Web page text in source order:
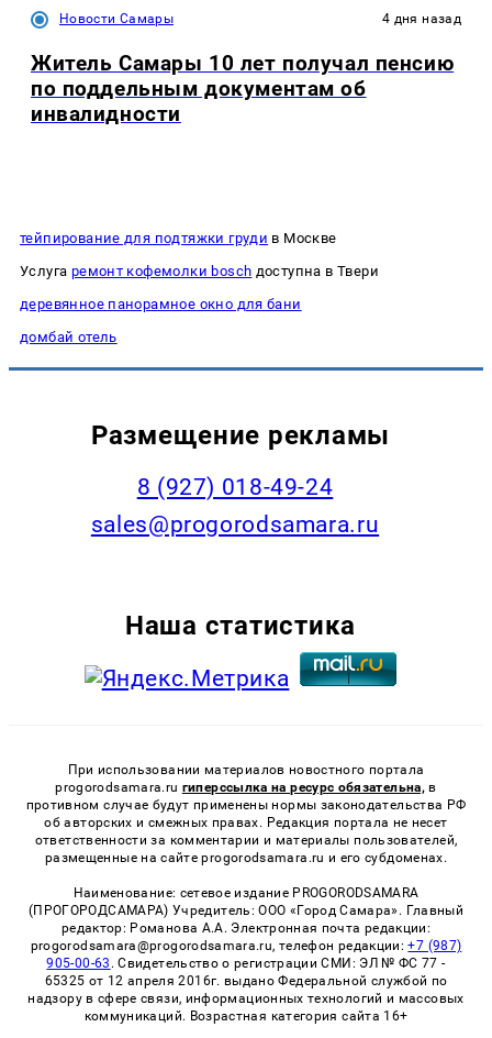
Новости Самары 4 дня назад
Житель Самары 10 лет получал пенсию
по поддельным документам об
инвалидности
тейпирование для подтяжки груди в Москве
Услуга ремонт кофемолки bosch доступна в Твери
деревянное панорамное окно для бани
домбай отель
Размещение рекламы
8 (927) 018-49-24
sales@progorodsamara.ru
Наша статистика
При использовании материалов новостного портала
progorodsamara.ru гиперссылка на ресурс обязательна, в
противном случае будут применены нормы законодательства РФ
об авторских и смежных правах. Редакция портала не несет
ответственности за комментарии и материалы пользователей,
размещенные на сайте progorodsamara.ru и его субдоменах.
Наименование: сетевое издание PROGORODSAMARA
(ПРОГОРОДСАМАРА) Учредитель: ООО «Город Самара». Главный
редактор: Романова А.А. Электронная почта редакции:
progorodsamara@progorodsamara.ru, телефон редакции:+7 (987)
905-00-63 . Свидетельство о регистрации СМИ: ЭЛ № ФС 77 -
65325 от 12 апреля 2016г. выдано Федеральной службой по
надзору в сфере связи, информационных технологий и массовых
коммуникаций. Возрастная категория сайта 16+